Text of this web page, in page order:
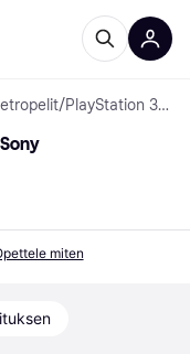
/ PlayStation 3 -pelit
miten